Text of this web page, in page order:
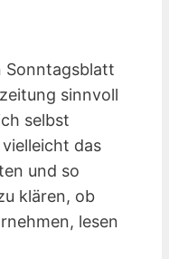
Sonntagsblatt
sinnvoll
selbst
das
und so
klären, ob
lesen